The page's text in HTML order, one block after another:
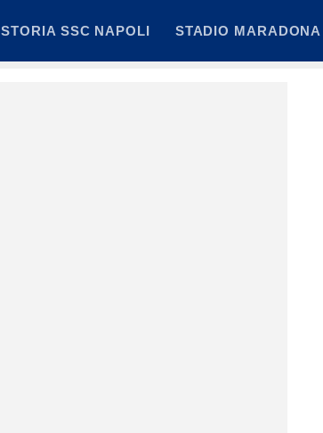
STORIA SSC NAPOLI STADIO MARADONA